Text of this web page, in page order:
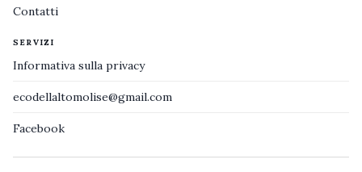
Contatti
SERVIZI
Informativa sulla privacy
ecodellaltomolise@gmail.com
Facebook